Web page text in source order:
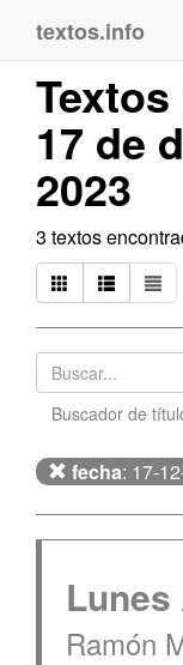
textos.info
17 de
2023
3 textos
Buscador de
fecha: 17-
Lunes
Ramón